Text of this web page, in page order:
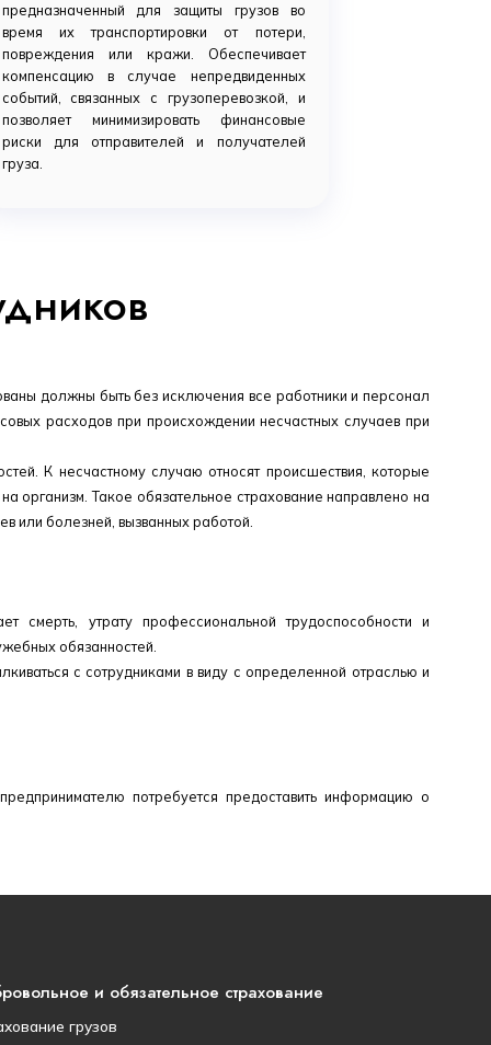
предназначенный для защиты грузов во
время их транспортировки от потери,
повреждения или кражи. Обеспечивает
компенсацию в случае непредвиденных
событий, связанных с грузоперевозкой, и
позволяет минимизировать финансовые
риски для отправителей и получателей
груза.
должны быть без исключения все работники и персонал
расходов при происхождении несчастных случаев при
К несчастному случаю относят происшествия, которые
организм. Такое обязательное страхование направлено на
или болезней, вызванных работой.
смерть, утрату профессиональной трудоспособности и
обязанностей.
с сотрудниками в виду с определенной отраслью и
потребуется предоставить информацию о
и обязательное страхование
грузов